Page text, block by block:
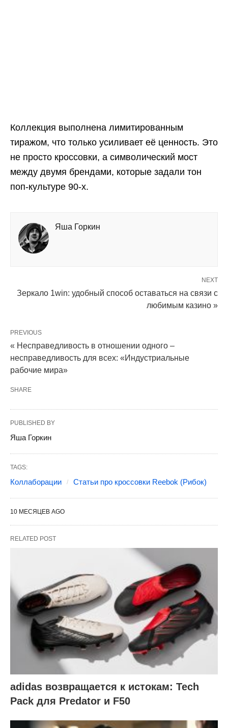
Коллекция выполнена лимитированным
тиражом, что только усиливает её ценность. Это
не просто кроссовки, а символический мост
между двумя брендами, которые задали тон
поп-культуре 90-х.
Яша Горкин
NEXT
Зеркало 1win: удобный способ оставаться на связи с
любимым казино »
PREVIOUS
« Несправедливость в отношении одного –
несправедливость для всех: «Индустриальные
рабочие мира»
SHARE
PUBLISHED BY
Яша Горкин
TAGS:
Коллаборации Статьи про кроссовки Reebok (Рибок)
10 МЕСЯЦЕВ AGO
RELATED POST
adidas возвращается к истокам: Tech
Pack для Predator и F50